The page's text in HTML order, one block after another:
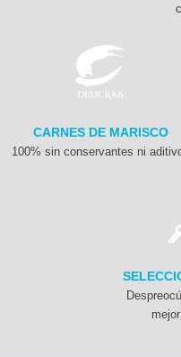
CARNES DE MARISCO
100% sin conservantes ni